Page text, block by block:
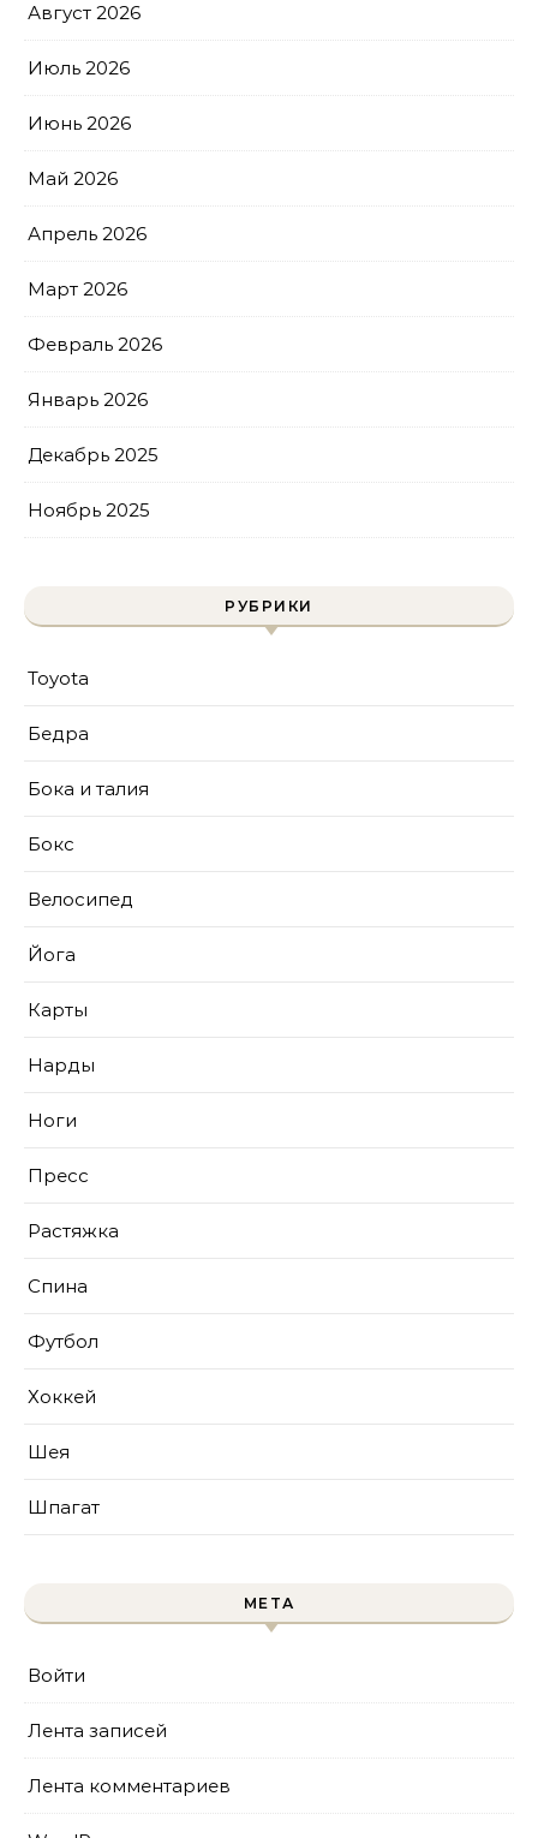
Август 2026
Июль 2026
Июнь 2026
Май 2026
Апрель 2026
Март 2026
Февраль 2026
Январь 2026
Декабрь 2025
Ноябрь 2025
РУБРИКИ
Toyota
Бедра
Бока и талия
Бокс
Велосипед
Йога
Карты
Нарды
Ноги
Пресс
Растяжка
Спина
Футбол
Хоккей
Шея
Шпагат
МЕТА
Войти
Лента записей
Лента комментариев